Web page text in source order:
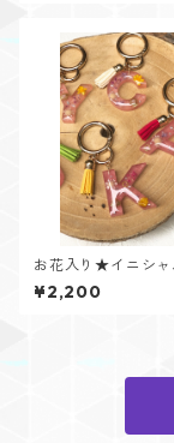
お花入り★イニシャ
ング【Flower Jewel
ズ】
¥2,200